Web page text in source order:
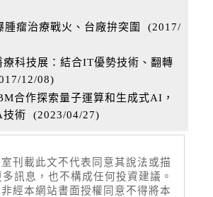
瘤治療戰火、台廠拚突圍
(2017/
科技展：結合IT優勢技術、翻轉
12/08)
合作探索量子運算和生成式AI，
技術 (2023/04/27)
刊載此文不代表同意其說法或描
訊息，也不構成任何投資建議。
經本網站書面授權同意不得將本